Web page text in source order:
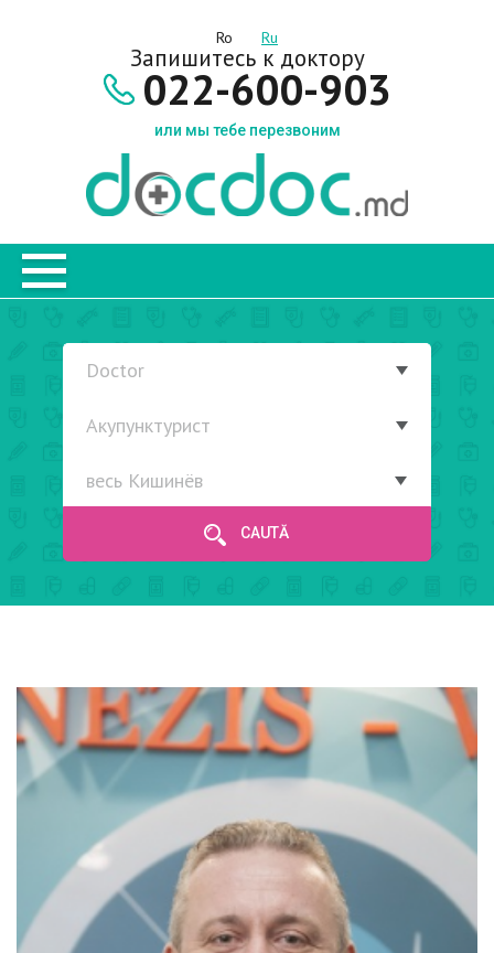
Ro Ru
Запишитесь к доктору
022-600-903
или мы тебе перезвоним
CAUTĂ